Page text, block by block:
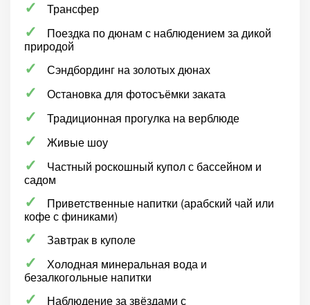
Трансфер
Поездка по дюнам с наблюдением за дикой
природой
Сэндбординг на золотых дюнах
Остановка для фотосъёмки заката
Традиционная прогулка на верблюде
Живые шоу
Частный роскошный купол с бассейном и
садом
Приветственные напитки (арабский чай или
кофе с финиками)
Завтрак в куполе
Холодная минеральная вода и
безалкогольные напитки
Наблюдение за звёздами с